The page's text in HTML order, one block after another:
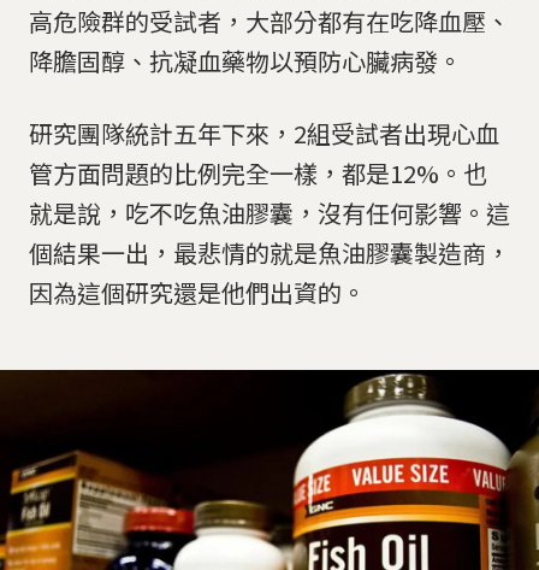
高危險群的受試者，大部分都有在吃降血壓、
降膽固醇、抗凝血藥物以預防心臟病發。
研究團隊統計五年下來，2組受試者出現心血
管方面問題的比例完全一樣，都是12%。也
就是說，吃不吃魚油膠囊，沒有任何影響。這
個結果一出，最悲情的就是魚油膠囊製造商，
因為這個研究還是他們出資的。